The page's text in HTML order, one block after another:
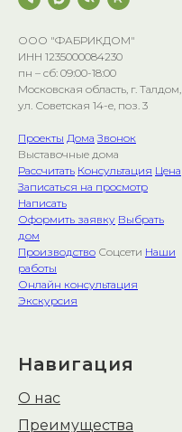
ООО "ФАБРИКДОМ"
ИНН 1235000084230
пн – сб: 09:00-18:00
Московская область, г. Талдом,
ул. Советская 14-е, поз. 3
Проекты Дома Звонок
Выставочные дома
Рассчитать Консультация Цена
Записаться на просмотр
Написать
Оформить заявку Выбрать
дом
Производство Соцсети Наши
работы
Онлайн консультация
Экскурсия
Навигация
О нас
Преимущества